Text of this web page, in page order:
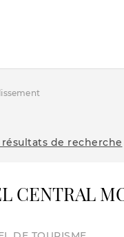
résultats de recherche
CENTRAL